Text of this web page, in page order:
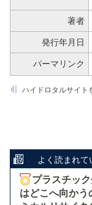
著者
発行年月日
パーマリンク
よく読まれて
プラスチッ
はどこへ向か